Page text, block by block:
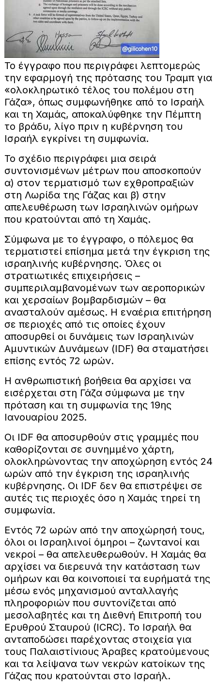
Το έγγραφο που περιγράφει λεπτομερώς
την εφαρμογή της πρότασης του Τραμπ για
«ολοκληρωτικό τέλος του πολέμου στη
Γάζα», όπως συμφωνήθηκε από το Ισραήλ
και τη Χαμάς, αποκαλύφθηκε την Πέμπτη
το βράδυ, λίγο πριν η κυβέρνηση του
Ισραήλ εγκρίνει τη συμφωνία.
Το σχέδιο περιγράφει μια σειρά
συντονισμένων μέτρων που αποσκοπούν
α) στον τερματισμό των εχθροπραξιών
στη Λωρίδα της Γάζας και β) στην
απελευθέρωση των Ισραηλινών ομήρων
που κρατούνται από τη Χαμάς.
Σύμφωνα με το έγγραφο, ο πόλεμος θα
τερματιστεί επίσημα μετά την έγκριση της
ισραηλινής κυβέρνησης. Όλες οι
στρατιωτικές επιχειρήσεις –
συμπεριλαμβανομένων των αεροπορικών
και χερσαίων βομβαρδισμών – θα
ανασταλούν αμέσως. Η εναέρια επιτήρηση
σε περιοχές από τις οποίες έχουν
αποσυρθεί οι δυνάμεις των Ισραηλινών
Αμυντικών Δυνάμεων (IDF) θα σταματήσει
επίσης εντός 72 ωρών.
Η ανθρωπιστική βοήθεια θα αρχίσει να
εισέρχεται στη Γάζα σύμφωνα με την
πρόταση και τη συμφωνία της 19ης
Ιανουαρίου 2025.
Οι IDF θα αποσυρθούν στις γραμμές που
καθορίζονται σε συνημμένο χάρτη,
ολοκληρώνοντας την αποχώρηση εντός 24
ωρών από την έγκριση της ισραηλινής
κυβέρνησης. Οι IDF δεν θα επιστρέψει σε
αυτές τις περιοχές όσο η Χαμάς τηρεί τη
συμφωνία.
Εντός 72 ωρών από την αποχώρησή τους,
όλοι οι Ισραηλινοί όμηροι – ζωντανοί και
νεκροί – θα απελευθερωθούν. Η Χαμάς θα
αρχίσει να διερευνά την κατάσταση των
ομήρων και θα κοινοποιεί τα ευρήματά της
μέσω ενός μηχανισμού ανταλλαγής
πληροφοριών που συντονίζεται από
μεσολαβητές και τη Διεθνή Επιτροπή του
Ερυθρού Σταυρού (ICRC). Το Ισραήλ θα
ανταποδώσει παρέχοντας στοιχεία για
τους Παλαιστίνιους Άραβες κρατούμενους
και τα λείψανα των νεκρών κατοίκων της
Γάζας που κρατούνται στο Ισραήλ.